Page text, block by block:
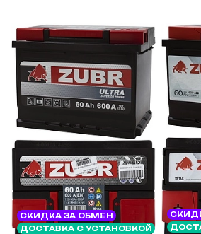
СКИДКА ЗА ОБМЕН
ДОСТАВКА С УСТАНОВКОЙ